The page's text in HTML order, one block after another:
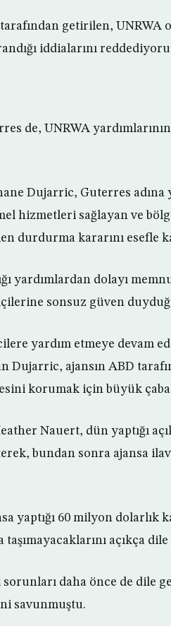
getirilen, UNRWA
iddialarını
de, UNRWA
Dujarric, Guterres adına
hizmetleri sağlayan ve
durdurma kararını esefle
yardımlardan dolayı
sonsuz güven
yardım etmeye devam
Dujarric, ajansın ABD
korumak için büyük
Nauert, dün yaptığı
bundan sonra ajansa
yaptığı 60 milyon dolarlık
taşımayacaklarını açıkça
sorunları daha önce de dile
savunmuştu.